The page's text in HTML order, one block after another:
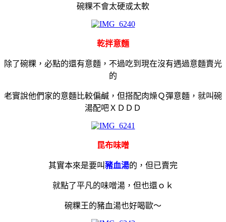
碗粿不會太硬或太軟
乾拌意麵
除了碗粿，必點的還有意麵，不過吃到現在沒有遇過意麵賣光
的
老實說他們家的意麵比較偏鹹，但搭配肉燥Ｑ彈意麵，就叫碗
湯配吧ＸＤＤＤ
昆布味噌
其實本來是要叫豬血湯的，但已賣完
就點了平凡的味噌湯，但也還ｏｋ
碗粿王的豬血湯也好喝歐～